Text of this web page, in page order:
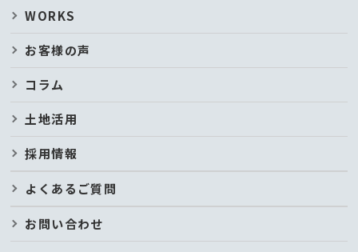
WORKS
お客様の声
コラム
土地活用
採用情報
よくあるご質問
お問い合わせ